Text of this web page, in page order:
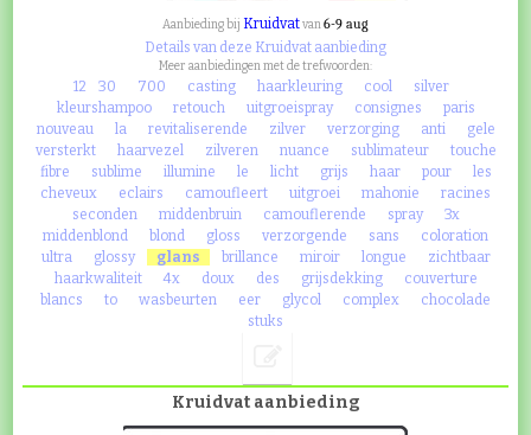
Aanbieding bij Kruidvatvan6-9 aug
Details van deze Kruidvat aanbieding
Meer aanbiedingen met de trefwoorden:
12 30 700 casting haarkleuring cool
silver
kleurshampoo
retouch uitgroeispray consignes
paris
nouveau
la revitaliserende zilver verzorging anti
gele
versterkt
haarvezel zilveren nuance sublimateur
touche
fibre
sublime illumine le licht grijs haar pour
les
cheveux
eclairs camoufleert uitgroei mahonie
racines
seconden
middenbruin camouflerende spray
3x
middenblond
blond gloss verzorgende sans
coloration
ultra
glossy glans brillance miroir longue
zichtbaar
haarkwaliteit
4x doux des grijsdekking
couverture
blancs
to wasbeurten eer glycol complex
chocolade
stuks
Kruidvat aanbieding